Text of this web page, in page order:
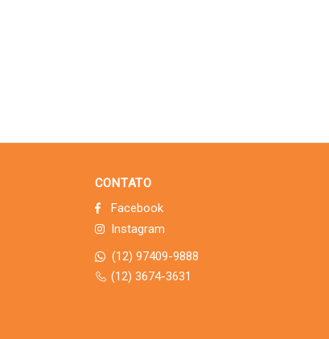
CONTATO
Facebook
Instagram
(12) 97409-9888
(12) 3674-3631